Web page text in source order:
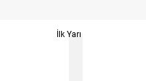
İlk Yarı